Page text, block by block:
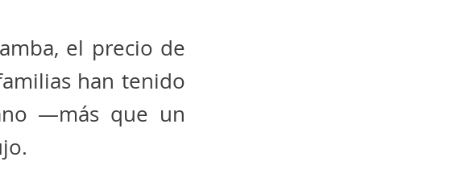
el precio de
han tenido
—más que un